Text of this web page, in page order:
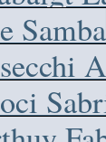
Samba